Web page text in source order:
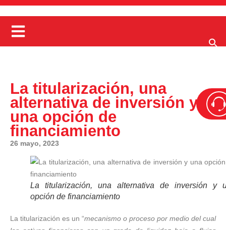
La titularización, una
alternativa de inversión y
una opción de
financiamiento
26 mayo, 2023
La titularización, una alternativa de inversión y
opción de financiamiento
La titularización es un “mecanismo o proceso por medio del cual